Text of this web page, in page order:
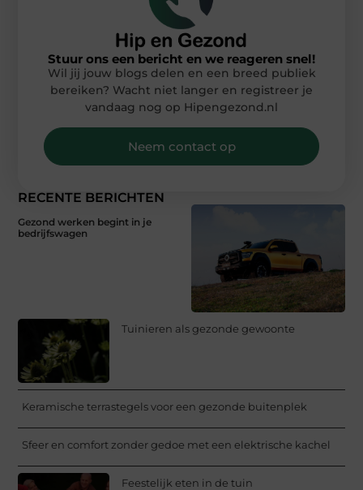
RECENTE BERICHTEN
Gezond werken begint in je
bedrijfswagen
Tuinieren als gezonde gewoonte
Keramische terrastegels voor een gezonde buitenplek
Sfeer en comfort zonder gedoe met een elektrische kachel
Feestelijk eten in de tuin
Stuur ons een bericht en we reageren snel!
Wil jij jouw blogs delen en een breed publiek
bereiken? Wacht niet langer en registreer je
vandaag nog op Hipengezond.nl
Neem contact op